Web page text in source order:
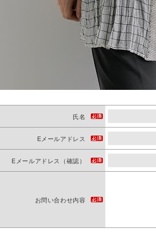
氏名
Eメールアドレス
Eメールアドレス（確認）
お問い合わせ内容